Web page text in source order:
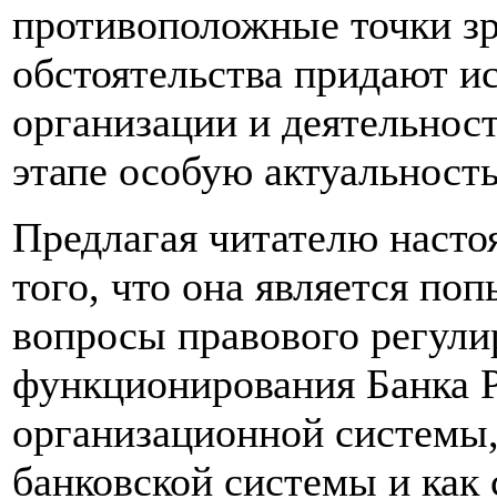
противоположные точки
обстоятельства придают
организации и
этапе особую
Предлагая читателю
того, что она является
вопросы правового
функционирования Банка
организационной
банковской системы и